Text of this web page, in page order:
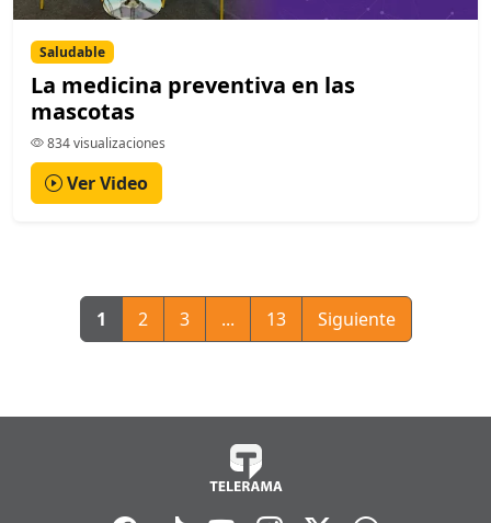
Saludable
La medicina preventiva en las
mascotas
834 visualizaciones
Ver Video
1 2 3 ... 13 Siguiente